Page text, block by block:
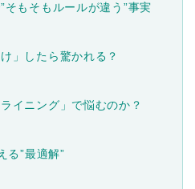
もそもルールが違う”事実
」したら驚かれる？
イニング」で悩むのか？
”最適解”